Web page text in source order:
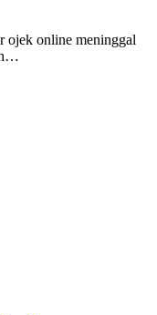
ojek online meninggal